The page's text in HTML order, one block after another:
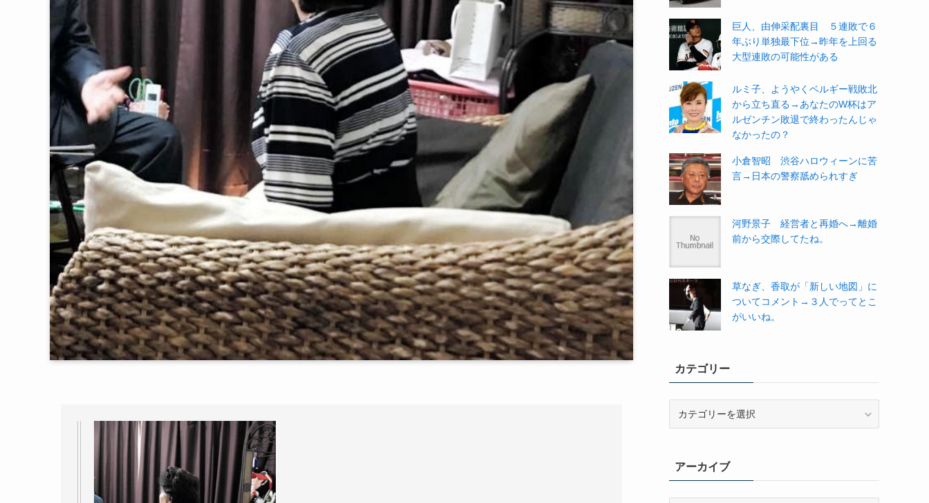
巨人、由伸采配裏目 ５連敗で６
年ぶり単独最下位→昨年を上回る
大型連敗の可能性がある
ルミ子、ようやくベルギー戦敗北
から立ち直る→あなたのW杯はア
ルゼンチン敗退で終わったんじゃ
なかったの？
小倉智昭 渋谷ハロウィーンに苦
言→日本の警察舐められすぎ
河野景子 経営者と再婚へ→離婚
前から交際してたね。
草なぎ、香取が「新しい地図」に
ついてコメント→３人でってとこ
がいいね。
カテゴリー
ーアーカイブ